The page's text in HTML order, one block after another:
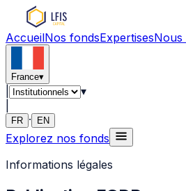
AccueilNos fondsExpertisesNous
France▾
▾
FR · EN
Explorez nos fonds
Informations légales